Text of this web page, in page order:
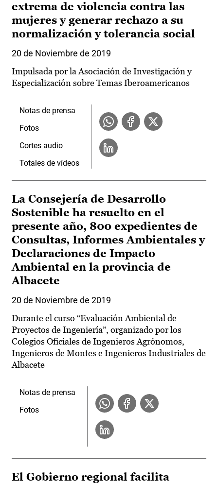
extrema de violencia contra las
mujeres y generar rechazo a su
normalización y tolerancia social
20 de Noviembre de 2019
Impulsada por la Asociación de Investigación y
Especialización sobre Temas Iberoamericanos
Notas de prensa
Fotos
Cortes audio
Totales de vídeos
La Consejería de Desarrollo
Sostenible ha resuelto en el
presente año, 800 expedientes de
Consultas, Informes Ambientales y
Declaraciones de Impacto
Ambiental en la provincia de
Albacete
20 de Noviembre de 2019
Durante el curso “Evaluación Ambiental de
Proyectos de Ingeniería”, organizado por los
Colegios Oficiales de Ingenieros Agrónomos,
Ingenieros de Montes e Ingenieros Industriales de
Albacete
Notas de prensa
Fotos
El Gobierno regional facilita